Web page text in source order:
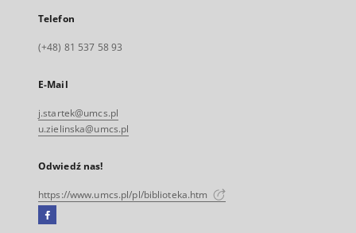
Telefon
(+48) 81 537 58 93
E-Mail
j.startek@umcs.pl
u.zielinska@umcs.pl
Odwiedź nas!
https://www.umcs.pl/pl/biblioteka.htm
Facebook